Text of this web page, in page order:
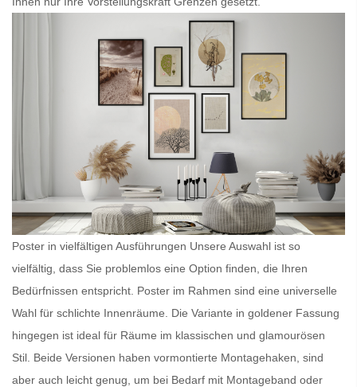
Poster in vielfältigen Ausführungen Unsere Auswahl ist so
vielfältig, dass Sie problemlos eine Option finden, die Ihren
Bedürfnissen entspricht. Poster im Rahmen sind eine universelle
Wahl für schlichte Innenräume. Die Variante in goldener Fassung
hingegen ist ideal für Räume im klassischen und glamourösen
Stil. Beide Versionen haben vormontierte Montagehaken, sind
aber auch leicht genug, um bei Bedarf mit Montageband oder